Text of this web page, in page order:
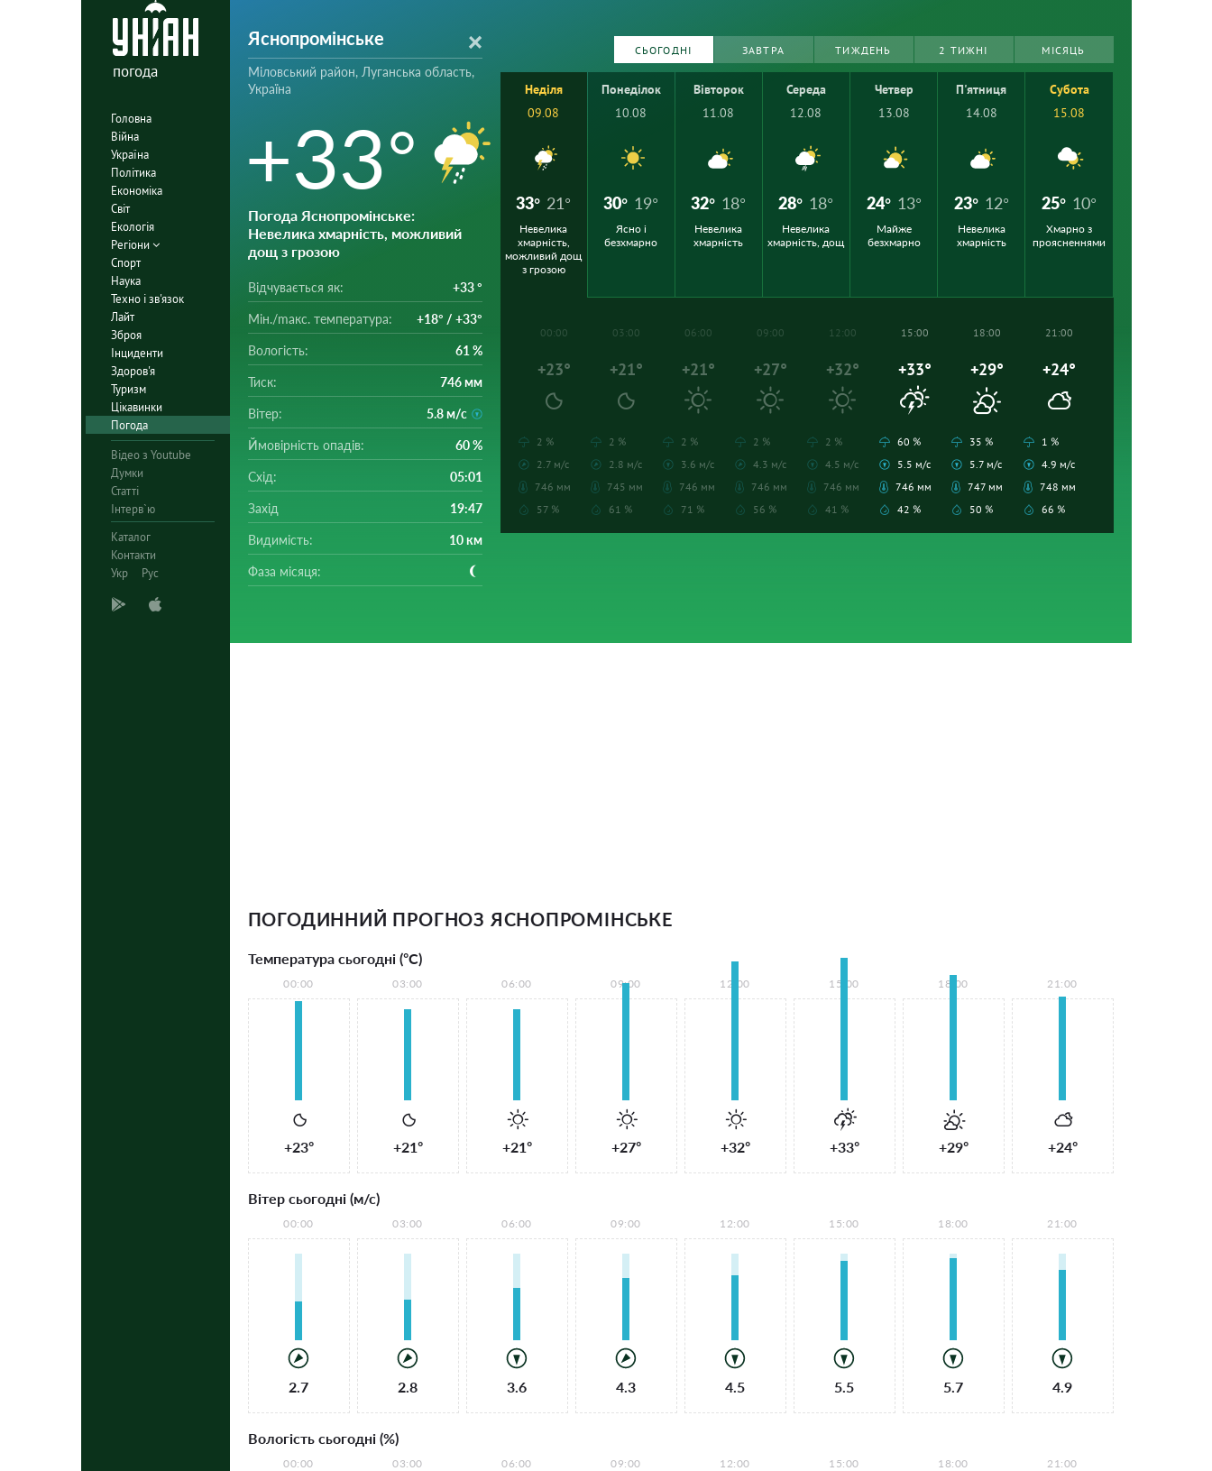
погода
Головна
Війна
Україна
Політика
Економіка
Світ
Екологія
Регіони
Спорт
Наука
Техно і зв'язок
Лайт
Зброя
Інциденти
Здоров'я
Туризм
Цікавинки
Погода
Відео з Youtube
Думки
Статті
Інтерв`ю
Каталог
Контакти
Укр
Рус
Яснопромінське
Міловський район, Луганська область,
Україна
+33°
Погода Яснопромінське:
Невелика хмарність, можливий
дощ з грозою
Відчувається як: +33 °
Мін./mакс. температура: +18° / +33°
Вологість: 61 %
Тиск: 746 мм
Вітер: 5.8 м/с
Ймовірність опадів: 60 %
Схід: 05:01
Захід 19:47
Видимість: 10 км
Фаза місяця:
СЬОГОДНІ ЗАВТРА ТИЖДЕНЬ 2 ТИЖНІ МІСЯЦЬ
Неділя
09.08
33° 21°
Невелика
хмарність,
можливий дощ
з грозою
Понеділок
10.08
30° 19°
Ясно і
безхмарно
Вівторок
11.08
32° 18°
Невелика
хмарність
Середа
12.08
28° 18°
Невелика
хмарність, дощ
Четвер
13.08
24° 13°
Майже
безхмарно
П'ятниця
14.08
23° 12°
Невелика
хмарність
Субота
15.08
25° 10°
Хмарно з
проясненнями
00:00
+23°
2 %
2.7 м/с
746 мм
57 %
03:00
+21°
2 %
2.8 м/с
745 мм
61 %
06:00
+21°
2 %
3.6 м/с
746 мм
71 %
09:00
+27°
2 %
4.3 м/с
746 мм
56 %
12:00
+32°
2 %
4.5 м/с
746 мм
41 %
15:00
+33°
60 %
5.5 м/с
746 мм
42 %
18:00
+29°
35 %
5.7 м/с
747 мм
50 %
21:00
+24°
1 %
4.9 м/с
748 мм
66 %
ПОГОДИННИЙ ПРОГНОЗ ЯСНОПРОМІНСЬКЕ
Температура сьогодні (°С)
00:00
+23°
03:00
+21°
06:00
+21°
09:00
+27°
12:00
+32°
15:00
+33°
18:00
+29°
21:00
+24°
Вітер сьогодні (м/с)
00:00
2.7
03:00
2.8
06:00
3.6
09:00
4.3
12:00
4.5
15:00
5.5
18:00
5.7
21:00
4.9
Вологість сьогодні (%)
00:00 03:00 06:00 09:00 12:00 15:00 18:00 21:00